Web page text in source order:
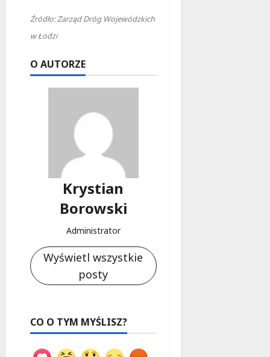
Źródło: Zarząd Dróg Wojewódzkich
w Łodzi
O AUTORZE
Krystian
Borowski
Administrator
Wyświetl wszystkie
posty
CO O TYM MYŚLISZ?